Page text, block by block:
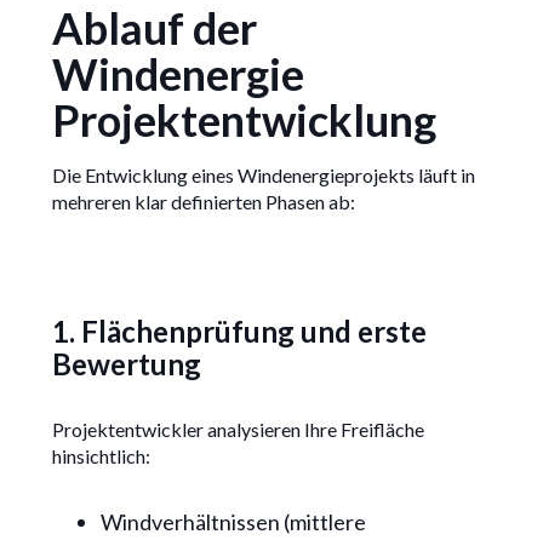
Ablauf der
Windenergie
Projektentwicklung
Die Entwicklung eines Windenergieprojekts läuft in
mehreren klar definierten Phasen ab:
1. Flächenprüfung und erste
Bewertung
Projektentwickler analysieren Ihre Freifläche
hinsichtlich:
Windverhältnissen (mittlere